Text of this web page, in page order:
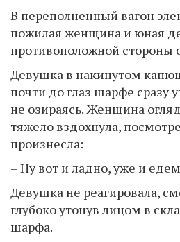
В переполненный вагон
пожилая женщина и юная
противоположной стороны
Девушка в накинутом
почти до глаз шарфе сразу
не озираясь. Женщина
тяжело вздохнула,
произнесла:
– Ну вот и ладно, уже и
Девушка не реагировала,
глубоко утонув лицом в
шарфа.